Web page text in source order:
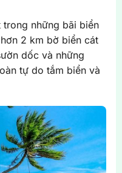
trong những bãi biển
2 km bờ biển cát
dốc và những
tự do tắm biển và